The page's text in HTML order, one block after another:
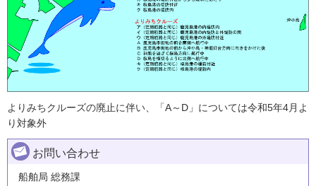
よりみちクルーズの廃止に伴い、「A～D」については令和5年4月よ
り対象外
お問い合わせ
船舶局 総務課